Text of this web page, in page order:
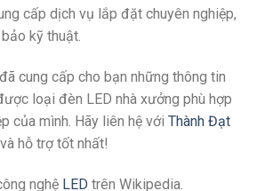
cấp dịch vụ lắp đặt chuyên nghiệp,
kỹ thuật.
cung cấp cho bạn những thông tin
loại đèn LED nhà xưởng phù hợp
của mình. Hãy liên hệ với Thành Đạt
hỗ trợ tốt nhất!
nghệ LED trên Wikipedia.